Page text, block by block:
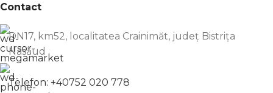
Contact
DN17, km52, localitatea Crainimăt, județ Bistrița
Năsăud
Telefon: +40752 020 778